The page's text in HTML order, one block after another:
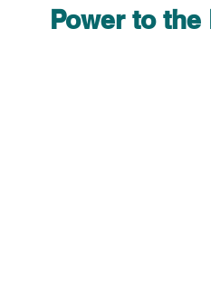
Power to the